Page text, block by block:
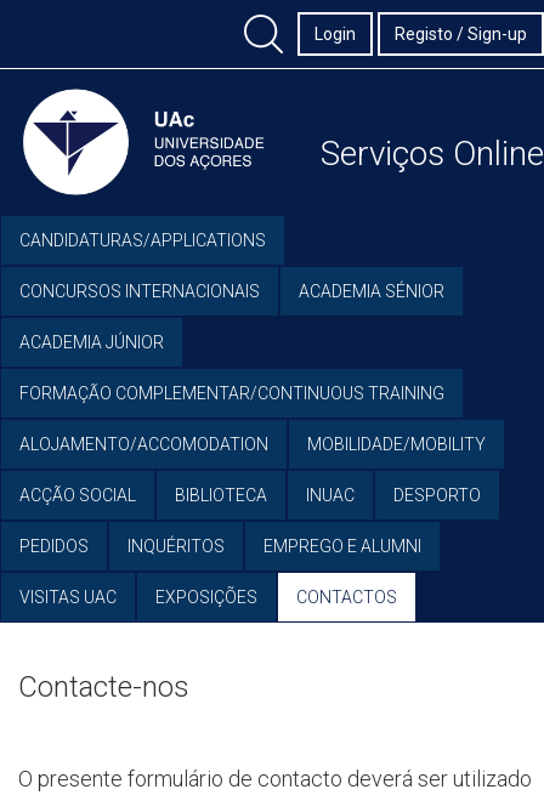
Login Registo / Sign-up
Serviços Online
CANDIDATURAS/APPLICATIONS
CONCURSOS INTERNACIONAIS ACADEMIA SÉNIOR
ACADEMIA JÚNIOR
FORMAÇÃO COMPLEMENTAR/CONTINUOUS TRAINING
ALOJAMENTO/ACCOMODATION MOBILIDADE/MOBILITY
ACÇÃO SOCIAL BIBLIOTECA INUAC DESPORTO
PEDIDOS INQUÉRITOS EMPREGO E ALUMNI
VISITAS UAC EXPOSIÇÕES CONTACTOS
Contacte-nos
O presente formulário de contacto deverá ser utilizado